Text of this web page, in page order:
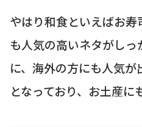
やはり和食といえばお
も人気の高いネタがし
に、海外の方にも人気
となっており、お土産に